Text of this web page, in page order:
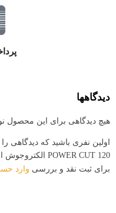
دیدگاهها
هیچ دیدگاهی برای این محصول
اولین نفری باشید که دیدگاهی
POWER CUT 120 الکتروجوش اصفهان”
برای ثبت نقد و بررسی وارد